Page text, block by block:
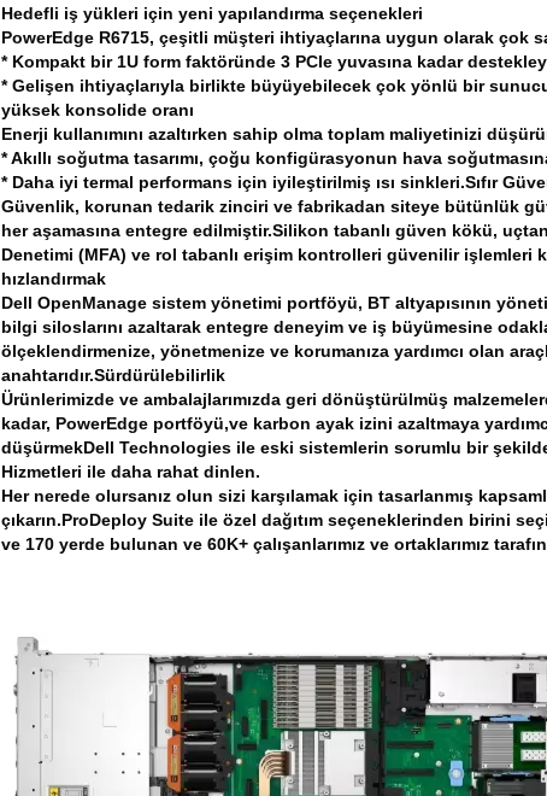
Hedefli iş yükleri için yeni yapılandırma seçenekleri
PowerEdge R6715, çeşitli müşteri ihtiyaçlarına uygun olarak çok
* Kompakt bir 1U form faktöründe 3 PCIe yuvasına kadar
* Gelişen ihtiyaçlarıyla birlikte büyüyebilecek çok yönlü bir
yüksek konsolide oranı
Enerji kullanımını azaltırken sahip olma toplam maliyetinizi
* Akıllı soğutma tasarımı, çoğu konfigürasyonun hava
* Daha iyi termal performans için iyileştirilmiş ısı sinkleri.Sıfır
Güvenlik, korunan tedarik zinciri ve fabrikadan siteye bütünlük
her aşamasına entegre edilmiştir.Silikon tabanlı güven kökü,
Denetimi (MFA) ve rol tabanlı erişim kontrolleri güvenilir işlemleri
hızlandırmak
Dell OpenManage sistem yönetimi portföyü, BT altyapısının
bilgi siloslarını azaltarak entegre deneyim ve iş büyümesine
ölçeklendirmenize, yönetmenize ve korumanıza yardımcı olan
anahtarıdır.Sürdürülebilirlik
Ürünlerimizde ve ambalajlarımızda geri dönüştürülmüş
kadar, PowerEdge portföyü,ve karbon ayak izini azaltmaya
düşürmekDell Technologies ile eski sistemlerin sorumlu bir
Hizmetleri ile daha rahat dinlen.
Her nerede olursanız olun sizi karşılamak için tasarlanmış
çıkarın.ProDeploy Suite ile özel dağıtım seçeneklerinden birini
ve 170 yerde bulunan ve 60K+ çalışanlarımız ve ortaklarımız